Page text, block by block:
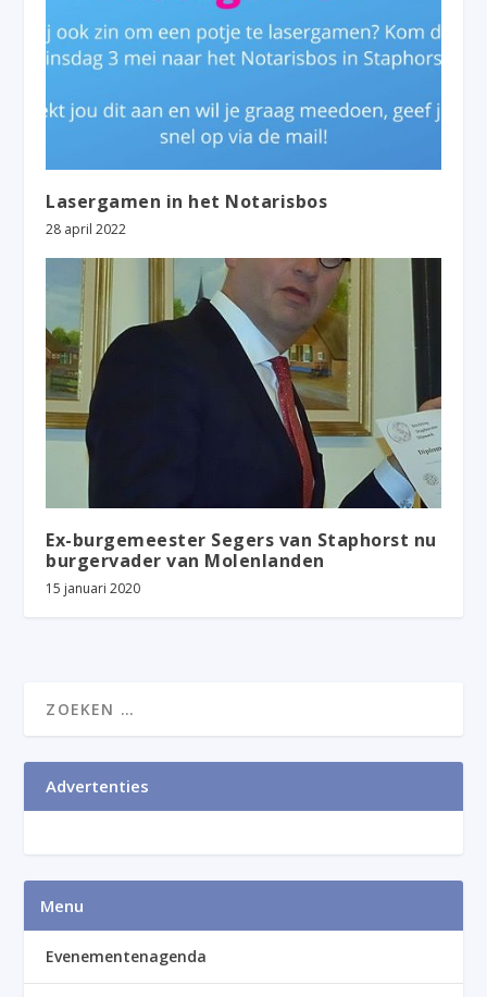
Lasergamen in het Notarisbos
28 april 2022
Ex-burgemeester Segers van Staphorst nu
burgervader van Molenlanden
15 januari 2020
Advertenties
Menu
Evenementenagenda